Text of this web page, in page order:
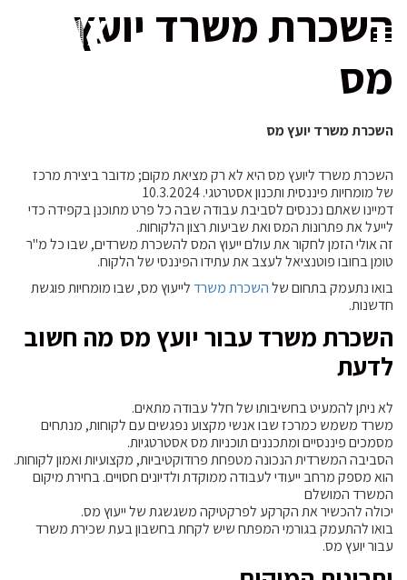
השכרת משרד יועץ
מס
השכרת משרד יועץ מס
השכרת משרד ליועץ מס היא לא רק מציאת מקום; מדובר ביצירת מרכז
של מומחיות פיננסית ותכנון אסטרטגי. 10.3.2024
דמיינו שאתם נכנסים לסביבת עבודה שבה כל פרט מתוכנן בקפידה כדי
לייעל את פתרונות המס ואת שביעות רצון הלקוחות.
זה אולי הזמן לחקור את עולם ייעוץ המס להשכרת משרדים, שבו כל מ"ר
טומן בחובו פוטנציאל לעצב את עתידו הפיננסי של הלקוח.
בואו נתעמק בתחום שלהשכרת משרדלייעוץ מס, שבו מומחיות פוגשת
חדשנות.
השכרת משרד עבור יועץ מס מה חשוב
לדעת
לא ניתן להמעיט בחשיבותו של חלל עבודה מתאים.
משרד משמש כמרכז שבו אנשי מקצוע נפגשים עם לקוחות, מנתחים
מסמכים פיננסיים ומתכננים תוכניות מס אסטרטגיות.
הסביבה המשרדית הנכונה מטפחת פרודוקטיביות, מקצועיות ואמון לקוחות.
הוא מספק מרחב ייעודי לעבודה ממוקדת ולדיונים חסויים. בחירת מיקום
המשרד המושלם
יכולה להכשיר את הקרקע לפרקטיקה משגשגת של ייעוץ מס.
בואו להתעמק בגורמי המפתח שיש לקחת בחשבון בעת שכירת משרד
עבור יועץ מס.